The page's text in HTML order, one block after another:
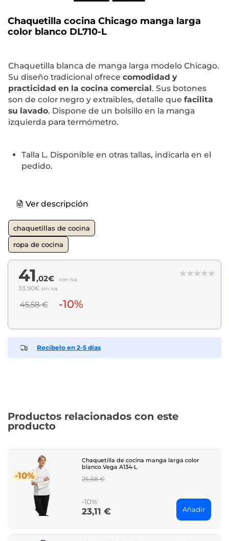
Chaquetilla cocina Chicago manga larga
color blanco DL710-L
Chaquetilla blanca de manga larga modelo Chicago.
Su diseño tradicional ofrece comodidad y
practicidad en la cocina comercial. Sus botones
son de color negro y extraibles, detalle que facilita
su lavado. Dispone de un bolsillo en la manga
izquierda para termómetro.
Talla L. Disponible en otras tallas, indicarla en el
pedido.
Ver descripción
chaquetillas de cocina
ropa de cocina
41,02€ con iva
33,90€ sin iva
45,58 € -10%
Recíbelo en 2-5 días
Productos relacionados con este
producto
-10%
Chaquetilla de cocina manga larga color
blanco Vega A134-L
Regular
25,68 €
-10%
Price
23,11 € Añadir